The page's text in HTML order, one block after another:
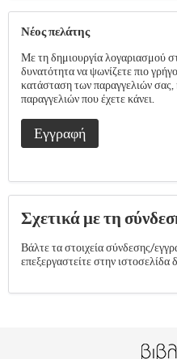
Νέος πελάτης
Με τη δημιουργία λογαριασμού
δυνατότητα να ψωνίζετε πιο
κατάσταση των παραγγελιών σας,
παραγγελιών που έχετε κάνει.
Εγγραφή
Σχετικά με τη
Βάλτε τα στοιχεία σύνδεσης/
επεξεργαστείτε στην ιστοσελίδα